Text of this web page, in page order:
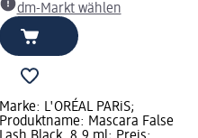
dm-Markt wählen
Marke: L'ORÉAL PARiS;
Produktname: Mascara False